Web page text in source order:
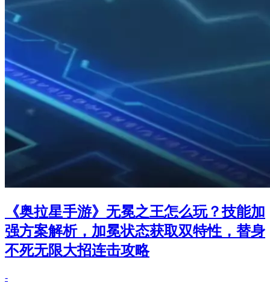
《奥拉星手游》无冕之王怎么玩？技能加
强方案解析，加冕状态获取双特性，替身
不死无限大招连击攻略
-